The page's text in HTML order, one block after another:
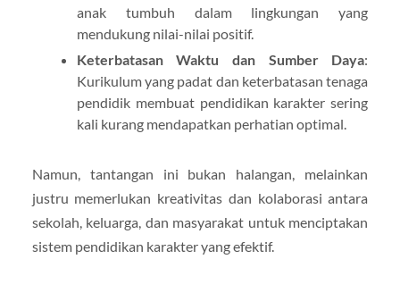
anak tumbuh dalam lingkungan yang
mendukung nilai-nilai positif.
Keterbatasan Waktu dan Sumber Daya:
Kurikulum yang padat dan keterbatasan tenaga
pendidik membuat pendidikan karakter sering
kali kurang mendapatkan perhatian optimal.
Namun, tantangan ini bukan halangan, melainkan
justru memerlukan kreativitas dan kolaborasi antara
sekolah, keluarga, dan masyarakat untuk menciptakan
sistem pendidikan karakter yang efektif.